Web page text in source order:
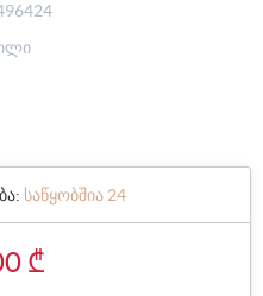
საწყობშია 24
₾